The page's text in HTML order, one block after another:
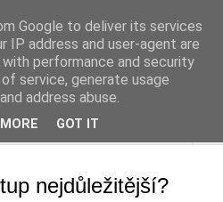
a podnikání.
nejdůležitější?
Google to deliver its services
IP address and user-agent are
performance and security
service, generate usage
address abuse.
GOT IT